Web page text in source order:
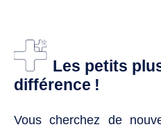
Les petits
différence !
Vous cherchez de